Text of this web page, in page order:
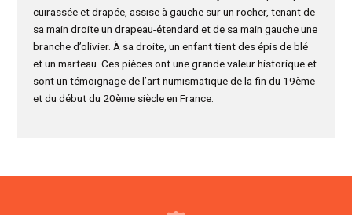
cuirassée et drapée, assise à gauche sur un rocher, tenant de
sa main droite un drapeau-étendard et de sa main gauche une
branche d’olivier. À sa droite, un enfant tient des épis de blé
et un marteau. Ces pièces ont une grande valeur historique et
sont un témoignage de l’art numismatique de la fin du 19ème
et du début du 20ème siècle en France.